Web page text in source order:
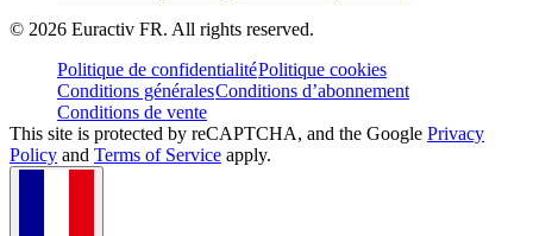
© 2026 Euractiv FR. All rights reserved.
Politique de confidentialitéPolitique cookies
Conditions généralesConditions d’abonnement
Conditions de vente
This site is protected by reCAPTCHA, and the Google Privacy
Policy and Terms of Service apply.